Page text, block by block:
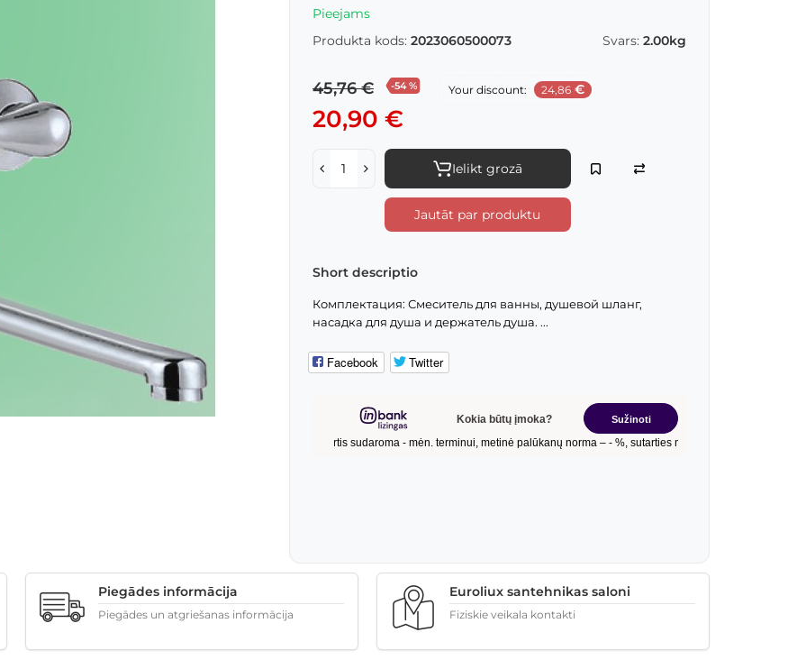
Pieejams
Produkta kods: 2023060500073 Svars: 2.00kg
45,76 € -54 % Your discount: 24,86€
20,90 €
Ielikt grozā
Jautāt par produktu
Short descriptio
Комплектация: Смеситель для ванны, душевой шланг,
насадка для душа и держатель душа. ...
Facebook Twitter
Piegādes informācija
Piegādes un atgriešanas informācija
Euroliux santehnikas saloni
Fiziskie veikala kontakti